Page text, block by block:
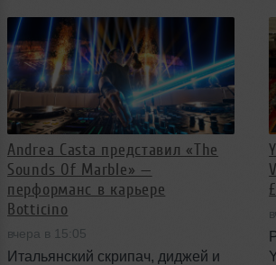
Andrea Casta представил «The
Sounds Of Marble» —
перформанс в карьере
Botticino
вчера в 15:05
Итальянский скрипач, диджей и